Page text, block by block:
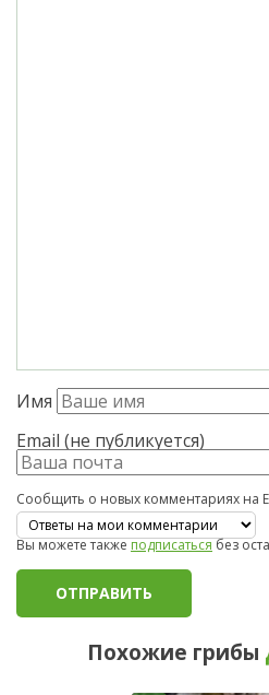
Имя
Email (не публикуется)
Сообщить о новых комментариях на
Вы можете такжеподписатьсябез
Похожие грибы